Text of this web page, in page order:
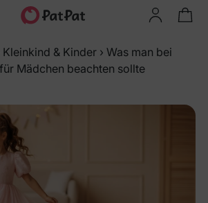
Kleinkind & Kinder › Was man bei
Mädchen beachten sollte